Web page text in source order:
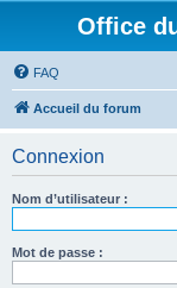
Office
FAQ
Accueil du forum
Connexion
Nom d’utilisateur :
Mot de passe :